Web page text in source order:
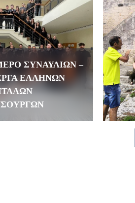
ΣΥΝΑΥΛΙΩΝ –
ΕΛΛΗΝΩΝ